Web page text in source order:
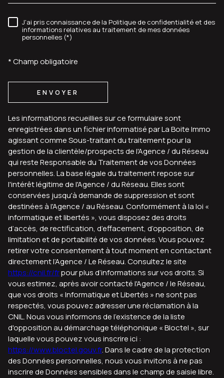
RÈGLEMENTATION
J'ai pris connaissance de la Politique de confidentialité et des
informations relatives au traitement de mes données
personnelles (*)
* Champ obligatoire
ENVOYER
Les informations recueillies sur ce formulaire sont
enregistrées dans un fichier informatisé par La Boite Immo
agissant comme Sous-traitant du traitement pour la
gestion de la clientèle/prospects de l'Agence / du Réseau
qui reste Responsable du Traitement de vos Données
personnelles. La base légale du traitement repose sur
l'intérêt légitime de l'Agence / du Réseau. Elles sont
conservées jusqu'à demande de suppression et sont
destinées à l'Agence / au Réseau. Conformément à la loi «
informatique et libertés », vous disposez des droits
d’accès, de rectification, d’effacement, d’opposition, de
limitation et de portabilité de vos données. Vous pouvez
retirer votre consentement à tout moment en contactant
directement l’Agence / Le Réseau. Consultez le site
https://cnil.fr/frpour plus d’informations sur vos droits. Si
vous estimez, après avoir contacté l'Agence / le Réseau,
que vos droits « Informatique et Libertés » ne sont pas
respectés, vous pouvez adresser une réclamation à la
CNIL. Nous vous informons de l’existence de la liste
d'opposition au démarchage téléphonique « Bloctel », sur
laquelle vous pouvez vous inscrire ici :
https://www.bloctel.gouv.fr. Dans le cadre de la protection
des Données personnelles, nous vous invitons à ne pas
inscrire de Données sensibles dans le champ de saisie libre.